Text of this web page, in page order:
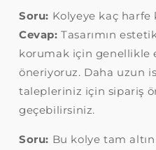
Soru: Kolyeye kaç harfe
Cevap: Tasarımın
korumak için genellikle
öneriyoruz. Daha uzun
talepleriniz için sipariş
geçebilirsiniz.
Soru: Bu kolye tam